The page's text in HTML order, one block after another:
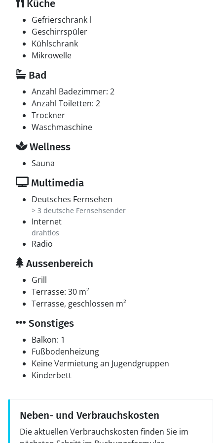
kabellose Internetverbindung zur Verfügung.
Whirlpool
Entspannen Sie sich im Innen-Durchlauf-Whirlpool für
2 Personen.
Küche
Gefrierschrank l
Geschirrspüler
Kühlschrank
Mikrowelle
Bad
Anzahl Badezimmer: 2
Anzahl Toiletten: 2
Trockner
Waschmaschine
Wellness
Sauna
Multimedia
Deutsches Fernsehen
> 3 deutsche Fernsehsender
Internet
drahtlos
Radio
Aussenbereich
Grill
Terrasse: 30 m²
Terrasse, geschlossen m²
Sonstiges
Balkon: 1
Fußbodenheizung
Keine Vermietung an Jugendgruppen
Kinderbett
Neben- und Verbrauchskosten
Die aktuellen Verbrauchskosten finden Sie im